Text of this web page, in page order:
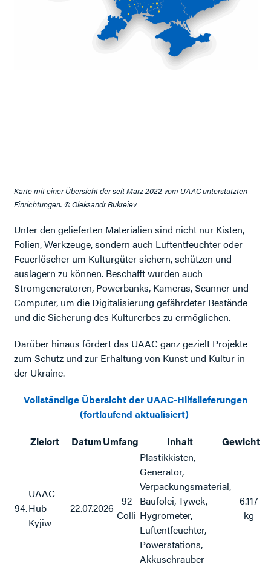
Karte mit einer Übersicht der seit März 2022 vom UAAC unterstützten
Einrichtungen. © Oleksandr Bukreiev
Unter den gelieferten Materialien sind nicht nur Kisten,
Folien, Werkzeuge, sondern auch Luftentfeuchter oder
Feuerlöscher um Kulturgüter sichern, schützen und
auslagern zu können. Beschafft wurden auch
Stromgeneratoren, Powerbanks, Kameras, Scanner und
Computer, um die Digitalisierung gefährdeter Bestände
und die Sicherung des Kulturerbes zu ermöglichen.
Darüber hinaus fördert das UAAC ganz gezielt Projekte
zum Schutz und zur Erhaltung von Kunst und Kultur in
der Ukraine.
Vollständige Übersicht der UAAC-Hilfslieferungen
(fortlaufend aktualisiert)
Zielort
DatumUmfang Inhalt Gewicht
94.
UAAC
Hub
Kyjiw
22.07.2026
92
Colli
Plastikkisten,
Generator,
Verpackungsmaterial,
Baufolei, Tywek,
Hygrometer,
Luftentfeuchter,
Powerstations,
Akkuschrauber
6.117
kg